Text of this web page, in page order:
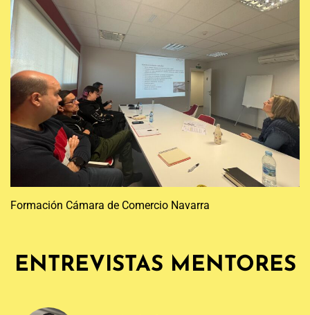
Formación Cámara de Comercio Navarra
ENTREVISTAS MENTORES